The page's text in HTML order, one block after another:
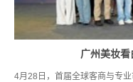
广州美妆
4月28日，首届全球客商与专